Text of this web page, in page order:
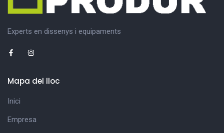
Experts en dissenys i equipaments
Mapa del lloc
Inici
Empresa